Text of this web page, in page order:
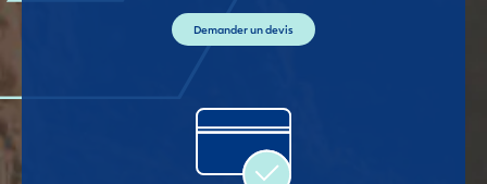
Demander un devis